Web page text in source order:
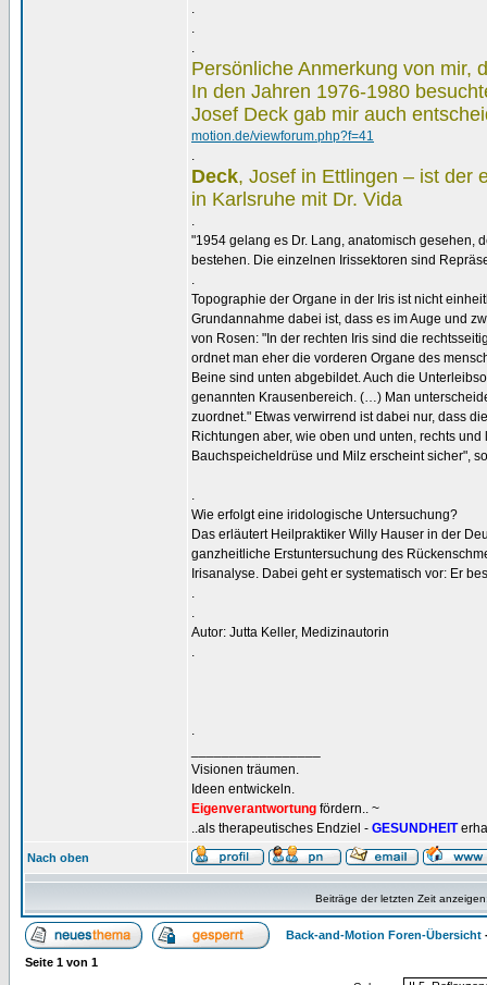
.
.
.
Persönliche Anmerkung von mir,
In den Jahren 1976-1980
Josef Deck gab mir auch
motion.de/viewforum.php?f=41
.
Deck, Josef in Ettlingen – ist der
in Karlsruhe mit Dr. Vida
.
"1954 gelang es Dr. Lang, anatomisch gesehen,
bestehen. Die einzelnen Irissektoren sind
.
Topographie der Organe in der Iris ist nicht
Grundannahme dabei ist, dass es im Auge und
von Rosen: "In der rechten Iris sind die
ordnet man eher die vorderen Organe des
Beine sind unten abgebildet. Auch die
genannten Krausenbereich. (…) Man
zuordnet." Etwas verwirrend ist dabei nur, dass
Richtungen aber, wie oben und unten, rechts
Bauchspeicheldrüse und Milz erscheint sicher",
.
Wie erfolgt eine iridologische Untersuchung?
Das erläutert Heilpraktiker Willy Hauser in der
ganzheitliche Erstuntersuchung des
Irisanalyse. Dabei geht er systematisch vor: Er
.
.
Autor: Jutta Keller, Medizinautorin
.
.
Visionen träumen.
Ideen entwickeln.
Eigenverantwortung fördern.. ~
..als therapeutisches Endziel - GESUNDHEIT
Nach oben
Beiträge der letzten Zeit
Back-and-Motion Foren-Übersicht
Seite 1 von 1